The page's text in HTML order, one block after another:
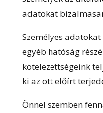
adatokat
Személyes
egyéb hatóság
kötelezettségeink
ki az ott előírt
Önnel szemben